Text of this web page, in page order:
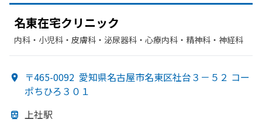
名東在宅クリニック
内科・​小児科・​皮膚科・​泌尿器科・​心療内科・​精神科・神経科
〒465-0092 愛知県名古屋市名東区社台３－５２ コー
ポちひろ３０１
上社駅